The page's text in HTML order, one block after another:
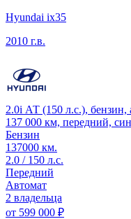
Hyundai ix35
2010 г.в.
2.0i АТ (150 л.с.), бензин,
137 000 км, передний,
Бензин
137000 км.
2.0 / 150 л.с.
Передний
Автомат
2 владельца
от 599 000 ₽